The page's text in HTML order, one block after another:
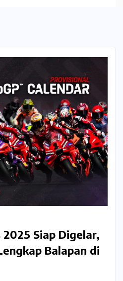
Siap Digelar,
Balapan di